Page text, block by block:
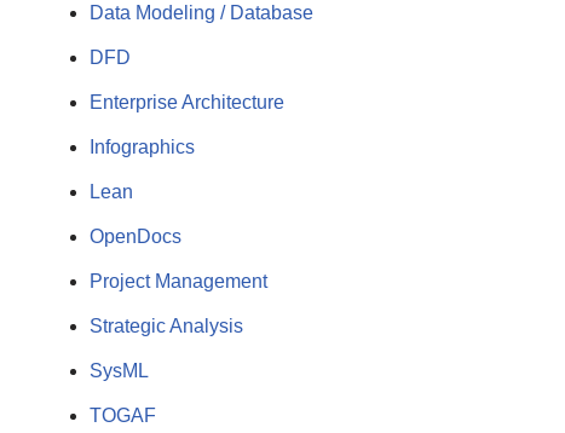
Data Modeling / Database
DFD
Enterprise Architecture
Infographics
Lean
OpenDocs
Project Management
Strategic Analysis
SysML
TOGAF